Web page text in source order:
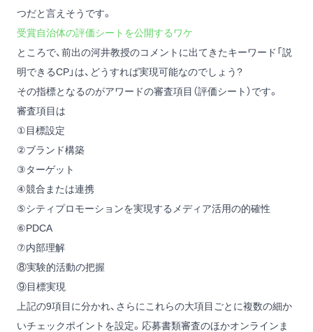
つだと言えそうです。
受賞自治体の評価シートを公開するワケ
ところで、前出の河井教授のコメントに出てきたキーワード「説
明できるCP」は、どうすれば実現可能なのでしょう?
その指標となるのがアワードの審査項目（評価シート）です。
審査項目は
①目標設定
②ブランド構築
③ターゲット
④競合または連携
⑤シティプロモーションを実現するメディア活用の的確性
⑥PDCA
⑦内部理解
⑧実験的活動の把握
⑨目標実現
上記の9項目に分かれ、さらにこれらの大項目ごとに複数の細か
いチェックポイントを設定。応募書類審査のほかオンラインま